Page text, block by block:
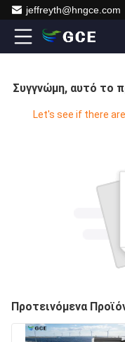
jeffreyth@hngce.com
Συγγνώμη, αυτό το
Let's see if there
Προτεινόμενα